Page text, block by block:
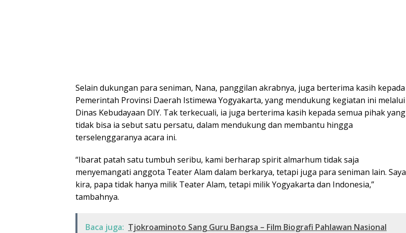
Selain dukungan para seniman, Nana, panggilan akrabnya, juga berterima kasih kepada
Pemerintah Provinsi Daerah Istimewa Yogyakarta, yang mendukung kegiatan ini melalui
Dinas Kebudayaan DIY. Tak terkecuali, ia juga berterima kasih kepada semua pihak yang
tidak bisa ia sebut satu persatu, dalam mendukung dan membantu hingga
terselenggaranya acara ini.
“Ibarat patah satu tumbuh seribu, kami berharap spirit almarhum tidak saja
menyemangati anggota Teater Alam dalam berkarya, tetapi juga para seniman lain. Saya
kira, papa tidak hanya milik Teater Alam, tetapi milik Yogyakarta dan Indonesia,”
tambahnya.
Baca juga: Tjokroaminoto Sang Guru Bangsa – Film Biografi Pahlawan Nasional